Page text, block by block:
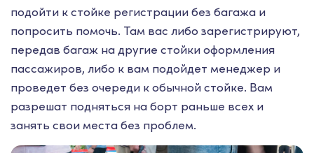
подойти к стойке регистрации без багажа и
попросить помочь. Там вас либо зарегистрируют,
передав багаж на другие стойки оформления
пассажиров, либо к вам подойдет менеджер и
проведет без очереди к обычной стойке. Вам
разрешат подняться на борт раньше всех и
занять свои места без проблем.